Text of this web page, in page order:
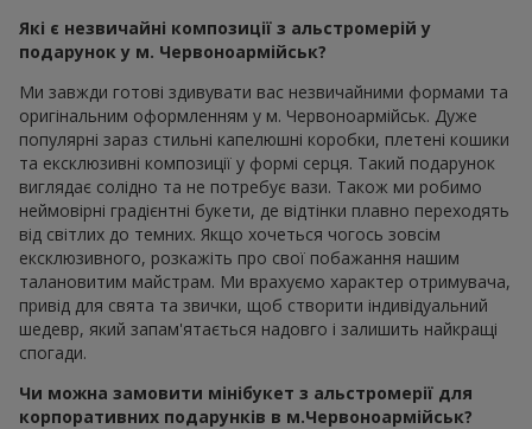
Які є незвичайні композиції з альстромерій у
подарунок у м. Червоноармійськ?
Ми завжди готові здивувати вас незвичайними формами та
оригінальним оформленням у м. Червоноармійськ. Дуже
популярні зараз стильні капелюшні коробки, плетені кошики
та ексклюзивні композиції у формі серця. Такий подарунок
виглядає солідно та не потребує вази. Також ми робимо
неймовірні градієнтні букети, де відтінки плавно переходять
від світлих до темних. Якщо хочеться чогось зовсім
ексклюзивного, розкажіть про свої побажання нашим
талановитим майстрам. Ми врахуємо характер отримувача,
привід для свята та звички, щоб створити індивідуальний
шедевр, який запам'ятається надовго і залишить найкращі
спогади.
Чи можна замовити мінібукет з альстромерії для
корпоративних подарунків в м.Червоноармійськ?